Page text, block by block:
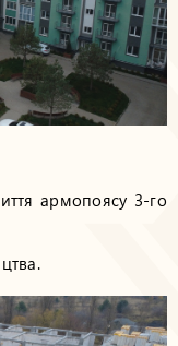
армопоясу 3-го